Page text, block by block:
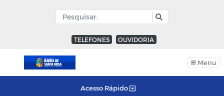
TELEFONES OUVIDORIA
Menu
Acesso Rápido